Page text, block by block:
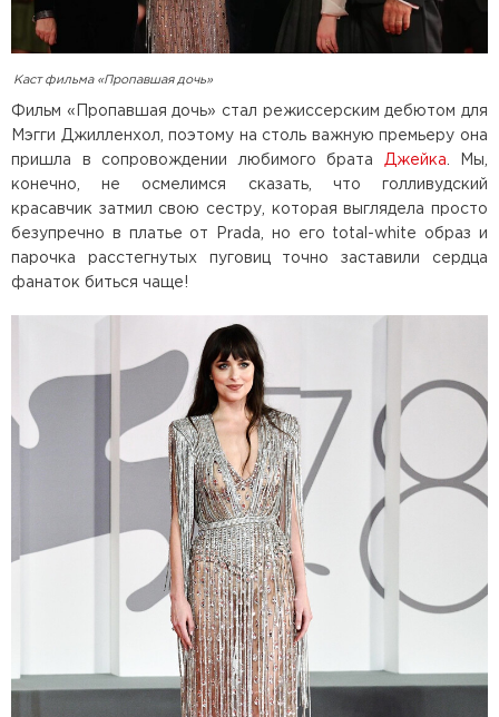
Каст фильма «Пропавшая дочь»
Фильм «Пропавшая дочь» стал режиссерским дебютом для
Мэгги Джилленхол, поэтому на столь важную премьеру она
пришла в сопровождении любимого брата
Джейка . Мы,
конечно, не осмелимся сказать, что голливудский
красавчик затмил свою сестру, которая выглядела просто
безупречно в платье от Prada, но его total-white образ и
парочка расстегнутых пуговиц точно заставили сердца
фанаток биться чаще!